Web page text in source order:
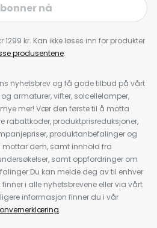
nå
kr. Kan ikke løses inn for produkter
produsentene.
nyhetsbrev og få gode tilbud på vårt
armaturer, vifter, solcellelamper,
mer! Vær den første til å motta
rabattkoder, produktprisreduksjoner,
produktanbefalinger og
mottar dem, samt innhold fra
samt oppfordringer om
kan melde deg av til enhver
i alle nyhetsbrevene eller via vårt
informasjon finner du i vår
.